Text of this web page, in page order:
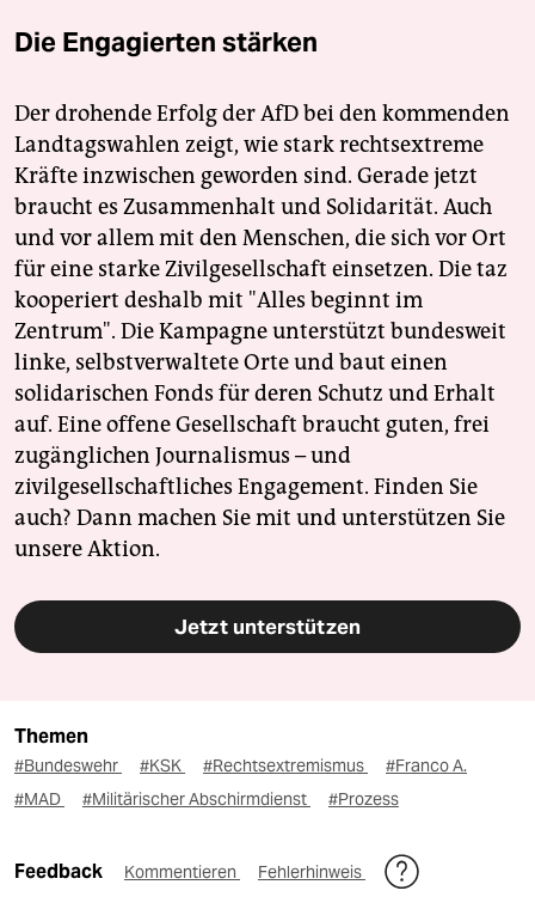
Die Engagierten stärken
Der drohende Erfolg der AfD bei den kommenden
Landtagswahlen zeigt, wie stark rechtsextreme
Kräfte inzwischen geworden sind. Gerade jetzt
braucht es Zusammenhalt und Solidarität. Auch
und vor allem mit den Menschen, die sich vor Ort
für eine starke Zivilgesellschaft einsetzen. Die taz
kooperiert deshalb mit "Alles beginnt im
Zentrum". Die Kampagne unterstützt bundesweit
linke, selbstverwaltete Orte und baut einen
solidarischen Fonds für deren Schutz und Erhalt
auf. Eine offene Gesellschaft braucht guten, frei
zugänglichen Journalismus – und
zivilgesellschaftliches Engagement. Finden Sie
auch? Dann machen Sie mit und unterstützen Sie
unsere Aktion.
Jetzt unterstützen
Themen
#Bundeswehr #KSK #Rechtsextremismus
#Franco A.
#MAD
#Militärischer Abschirmdienst #Prozess
Feedback Kommentieren Fehlerhinweis